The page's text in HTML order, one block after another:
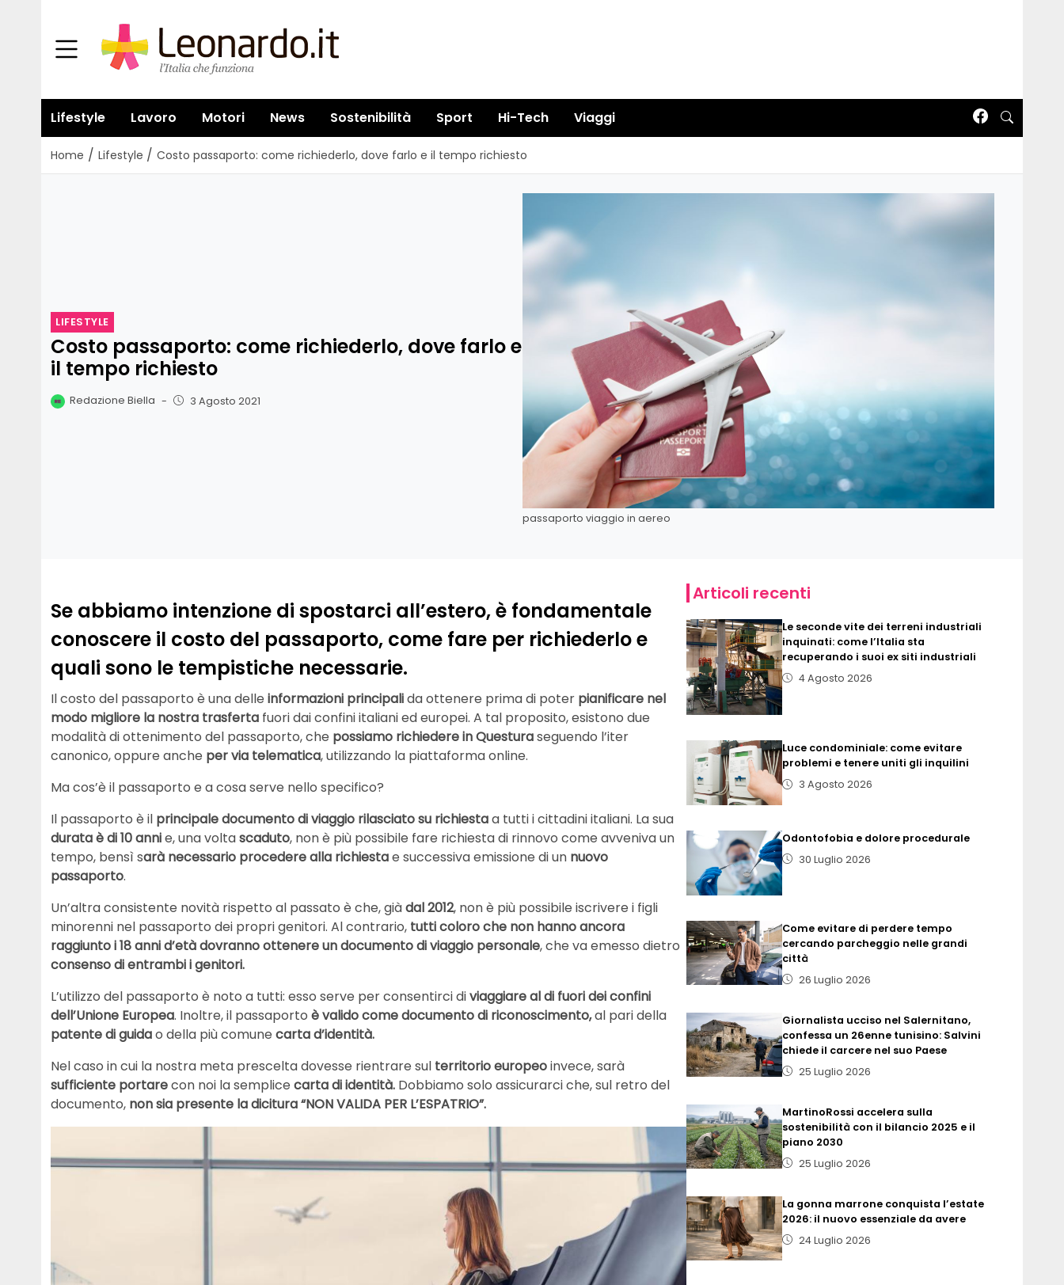
Lifestyle Lavoro Motori News Sostenibilità Sport Hi-Tech Viaggi
Home / Lifestyle / Costo passaporto: come richiederlo, dove farlo e il tempo richiesto
LIFESTYLE
Costo passaporto: come richiederlo, dove farlo e
il tempo richiesto
Redazione Biella - 3 Agosto 2021
passaporto viaggio in aereo
Se abbiamo intenzione di spostarci all’estero, è fondamentale
conoscere il costo del passaporto, come fare per richiederlo e
quali sono le tempistiche necessarie.
Il costo del passaporto è una delle informazioni principalida ottenere prima di poter pianificare nel
modo migliore la nostra trasferta fuori dai confini italiani ed europei. A tal proposito, esistono due
modalità di ottenimento del passaporto, che possiamo richiedere in Questuraseguendo l’iter
canonico, oppure anche per via telematica, utilizzando la piattaforma online.
Ma cos’è il passaporto e a cosa serve nello specifico?
Il passaporto è il principale documento di viaggio rilasciato su richiestaa tutti i cittadini italiani. La sua
durata è di 10 annie, una voltascaduto, non è più possibile fare richiesta di rinnovo come avveniva un
tempo, bensì sarà necessario procedere alla richiestae successiva emissione di un nuovo
passaporto.
Un’altra consistente novità rispetto al passato è che, giàdal 2012, non è più possibile iscrivere i figli
minorenni nel passaporto dei propri genitori. Al contrario, tutti coloro che non hanno ancora
raggiunto i 18 anni d’età dovranno ottenere un documento di viaggio personale, che va emesso dietro
consenso di entrambi i genitori.
L’utilizzo del passaporto è noto a tutti: esso serve per consentirci diviaggiare al di fuori dei confini
dell’Unione Europea. Inoltre, il passaporto è valido come documento di riconoscimento,al pari della
patente di guidao della più comune carta d’identità.
Nel caso in cui la nostra meta prescelta dovesse rientrare sul territorio europeoinvece, sarà
sufficiente portarecon noi la semplice carta di identità. Dobbiamo solo assicurarci che, sul retro del
documento, non sia presente la dicitura “NON VALIDA PER L’ESPATRIO”.
Articoli recenti
Le seconde vite dei terreni industriali
inquinati: come l’Italia sta
recuperando i suoi ex siti industriali
4 Agosto 2026
Luce condominiale: come evitare
problemi e tenere uniti gli inquilini
3 Agosto 2026
Odontofobia e dolore procedurale
30 Luglio 2026
Come evitare di perdere tempo
cercando parcheggio nelle grandi
città
26 Luglio 2026
Giornalista ucciso nel Salernitano,
confessa un 26enne tunisino: Salvini
chiede il carcere nel suo Paese
25 Luglio 2026
MartinoRossi accelera sulla
sostenibilità con il bilancio 2025 e il
piano 2030
25 Luglio 2026
La gonna marrone conquista l’estate
2026: il nuovo essenziale da avere
24 Luglio 2026